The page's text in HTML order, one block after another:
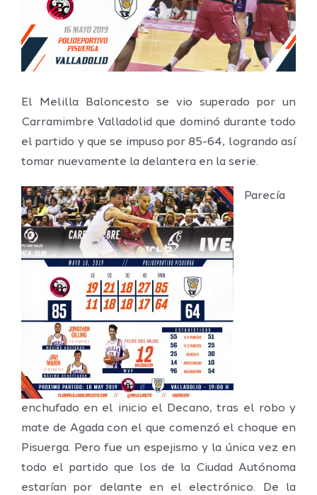
El Melilla Baloncesto se vio superado por un
Carramimbre Valladolid que dominó durante todo
el partido y que se impuso por 85-64, logrando así
tomar nuevamente la delantera en la serie.
Parecía
enchufado en el inicio el Decano, tras el robo y
mate de Agada con el que comenzó el choque en
Pisuerga. Pero fue un espejismo y la única vez en
todo el partido que los de la Ciudad Autónoma
estarían por delante en el electrónico. De la